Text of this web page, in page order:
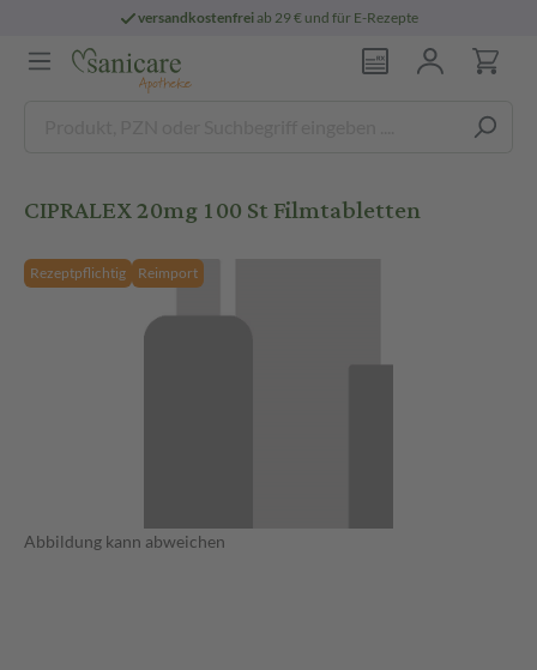
versandkostenfreiab 29 € und für E-Rezepte
CIPRALEX 20mg 100 St Filmtabletten
Rezeptpflichtig Reimport
Abbildung kann abweichen